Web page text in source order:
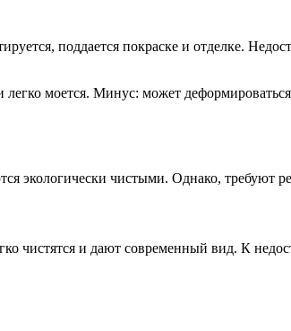
поддается покраске и отделке.
моется. Минус: может
экологически чистыми. Однако, требуют
чистятся и дают современный вид. К